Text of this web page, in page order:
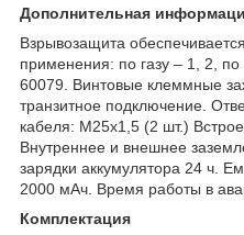
Дополнительная
Взрывозащита
применения: по газу – 1, 2,
60079. Винтовые клеммные
транзитное подключение.
кабеля: М25х1,5 (2 шт.)
Внутреннее и внешнее
зарядки аккумулятора 24 ч.
2000 мАч. Время работы в
Комплектация